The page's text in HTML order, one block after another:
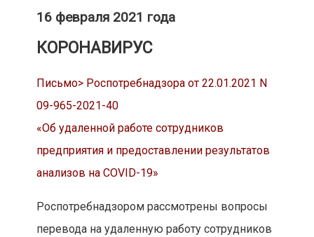
16 февраля 2021 года
КОРОНАВИРУС
Письмо> Роспотребнадзора от 22.01.2021 N
09-965-2021-40
«Об удаленной работе сотрудников
предприятия и предоставлении результатов
анализов на COVID-19»
Роспотребнадзором рассмотрены вопросы
перевода на удаленную работу сотрудников